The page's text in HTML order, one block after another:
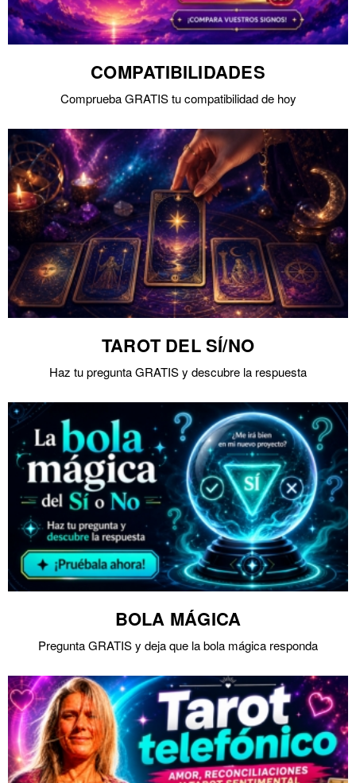
COMPATIBILIDADES
Comprueba GRATIS tu compatibilidad de hoy
TAROT DEL SÍ/NO
Haz tu pregunta GRATIS y descubre la respuesta
BOLA MÁGICA
Pregunta GRATIS y deja que la bola mágica responda